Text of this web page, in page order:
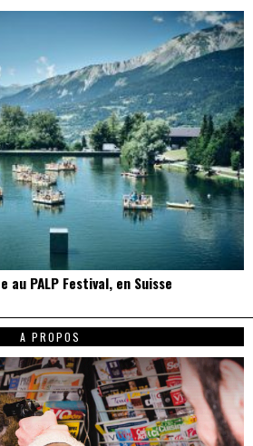
PALP Festival, en Suisse
A PROPOS